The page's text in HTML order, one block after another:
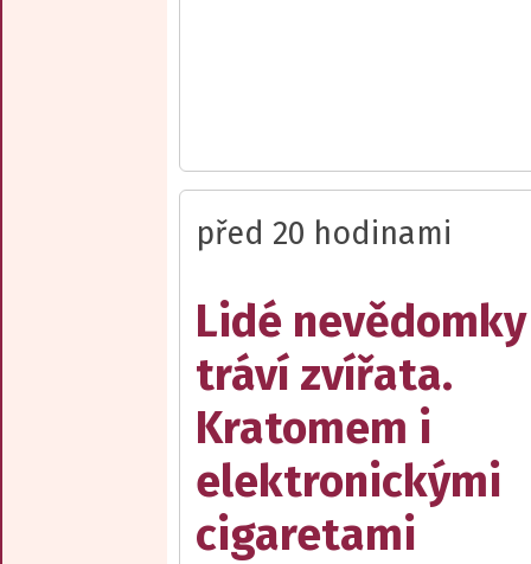
před 20 hodinami
Lidé nevědomky
tráví zvířata.
Kratomem i
elektronickými
cigaretami